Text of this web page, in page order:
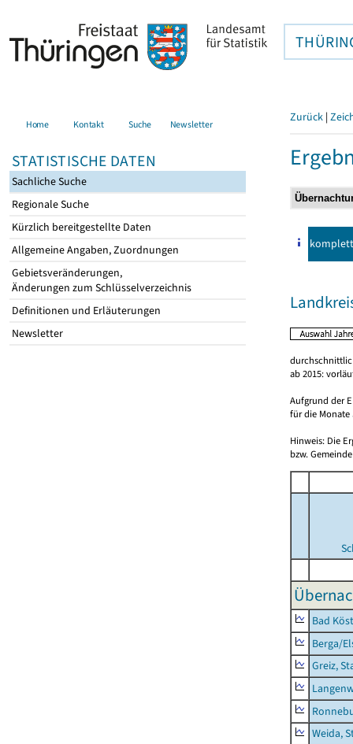
Home Kontakt Suche Newsletter
STATISTISCHE DATEN
Sachliche Suche
Regionale Suche
Kürzlich bereitgestellte Daten
Allgemeine Angaben, Zuordnungen
Gebietsveränderungen,
Änderungen zum Schlüsselverzeichnis
Definitionen und Erläuterungen
Newsletter
Zurück |
komplett
ab 2015:
Aufgrund der
für die Monate
Hinweis: Die
bzw.
Bad
Berga/
Greiz,
Weida,